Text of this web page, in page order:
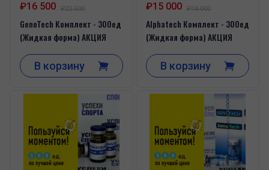
₽16 500 ₽22 500
GenoTech Комплект - 300ед
(Жидкая форма) АКЦИЯ
В корзину
₽15 000 ₽18 000
Alphatech Комплект - 300ед
(Жидкая форма) АКЦИЯ
В корзину